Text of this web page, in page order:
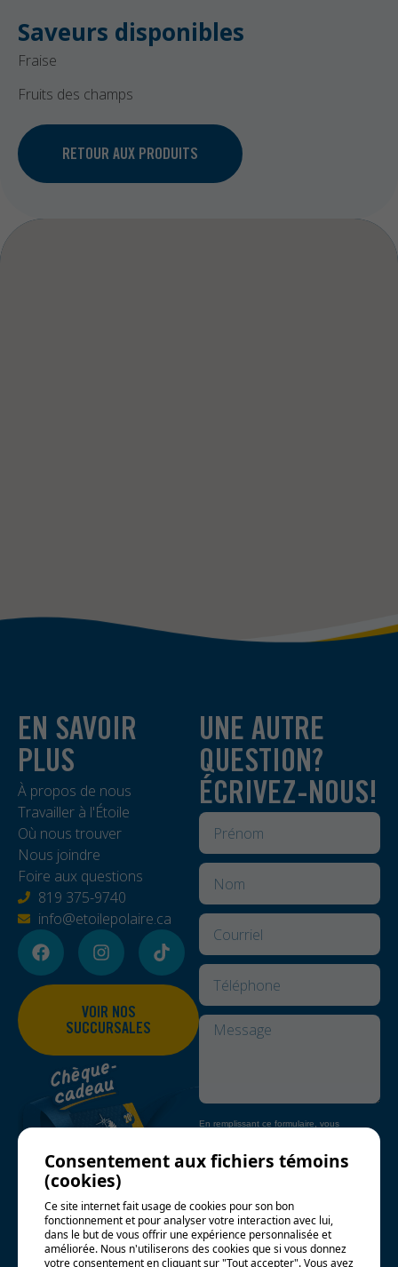
Saveurs disponibles
Fraise
Fruits des champs
RETOUR AUX PRODUITS
EN SAVOIR
PLUS
À propos de nous
Travailler à l'Étoile
Où nous trouver
Nous joindre
Foire aux questions
819 375-9740
info@etoilepolaire.ca
VOIR NOS
SUCCURSALES
UNE AUTRE
QUESTION?
ÉCRIVEZ-NOUS!
En remplissant ce formulaire, vous
politique de confidentialité
ENVOYER LA
DEMANDE
Alternative:
Consentement aux fichiers témoins
(cookies)
Ce site internet fait usage de cookies pour son bon
fonctionnement et pour analyser votre interaction avec lui,
dans le but de vous offrir une expérience personnalisée et
améliorée. Nous n'utiliserons des cookies que si vous donnez
votre consentement en cliquant sur "Tout accepter". Vous avez